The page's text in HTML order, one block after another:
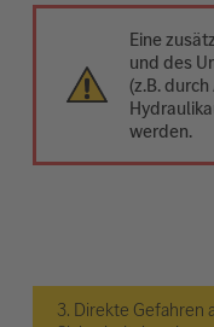
Eine
und des
(z.B.
werden.
3. Direkte Gefahren